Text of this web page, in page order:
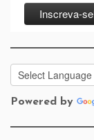
Powered by